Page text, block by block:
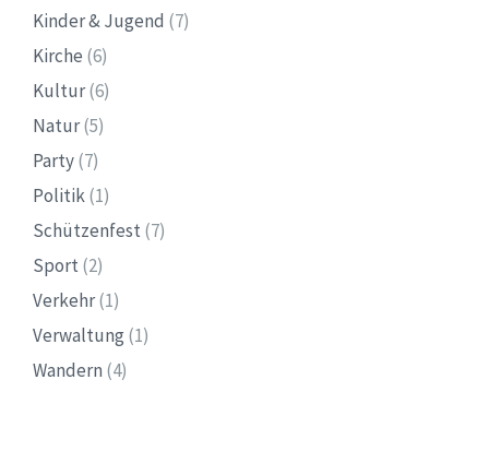
Kinder & Jugend (7)
Kirche (6)
Kultur(6)
Natur(5)
Party(7)
Politik(1)
Schützenfest (7)
Sport (2)
Verkehr(1)
Verwaltung (1)
Wandern (4)